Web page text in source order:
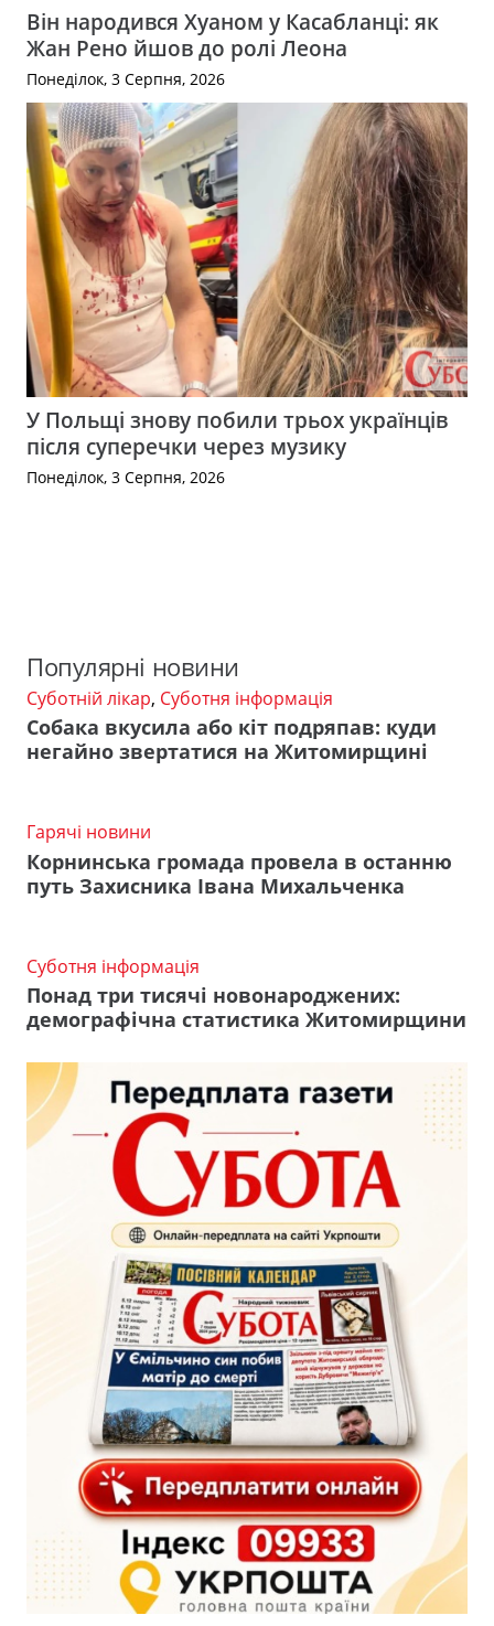
Він народився Хуаном у Касабланці: як
Жан Рено йшов до ролі Леона
Понеділок, 3 Серпня, 2026
У Польщі знову побили трьох українців
після суперечки через музику
Понеділок, 3 Серпня, 2026
Популярні новини
Суботній лікар, Суботня інформація
Собака вкусила або кіт подряпав: куди
негайно звертатися на Житомирщині
Гарячі новини
Корнинська громада провела в останню
путь Захисника Івана Михальченка
Суботня інформація
Понад три тисячі новонароджених:
демографічна статистика Житомирщини